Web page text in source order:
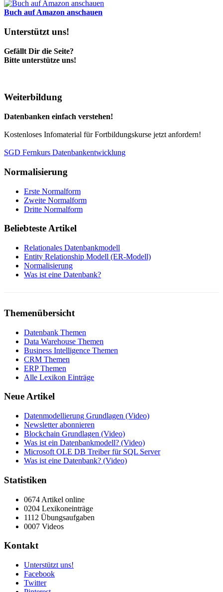
Buch auf Amazon anschauen
Unterstützt uns!
Gefällt Dir die Seite?
Bitte unterstütze uns!
Weiterbildung
Datenbanken einfach verstehen!
Kostenloses Infomaterial für Fortbildungskurse jetzt anfordern!
SGD Fernkurs Datenbankentwicklung
Normalisierung
Erste Normalform
Zweite Normalform
Dritte Normalform
Beliebteste Artikel
Relationales Datenbankmodell
Entity Relationship Modell (ER-Modell)
Normalisierung
Was ist eine Datenbank?
Themenübersicht
Datenbank Themen
Data Warehouse Themen
Business Intelligence Themen
CRM Themen
ERP Themen
Alle Lexikon Einträge
Neue Artikel
Datenmodellierung Grundlagen (Video)
Newsletter abonnieren
Blockchain Grundlagen (Video)
Was ist ein Datenbankmodell? (Video)
Microsoft OLE DB Treiber für SQL Server
Was ist eine Datenbank? (Video)
Statistiken
0674 Artikel online
0204 Lexikoneinträge
1112 Übungsaufgaben
0007 Videos
Kontakt
Unterstützt uns!
Facebook
Twitter